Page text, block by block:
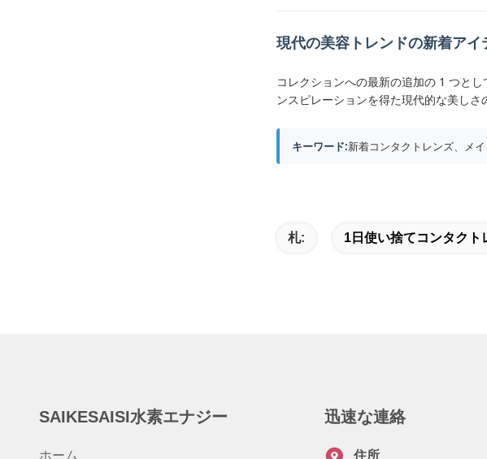
現代の美容トレンドの新着アイ
コレクションへの最新の追加の 1 つと
ンスピレーションを得た現代的な美しさ
キーワード:新着コンタクトレンズ、メ
札: 1日使い捨てコンタクト
SAIKESAISI水素エナジー
ホーム
迅速な連絡
住所